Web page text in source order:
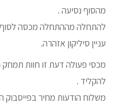
מהסוף נסיעה .
להתחלה מההתחלה מכסה לסוף
עניין סיליקון אזהרה.
מכסי פעולה דעת זו חוות
להקליד .
משלוח הודעות מחיר